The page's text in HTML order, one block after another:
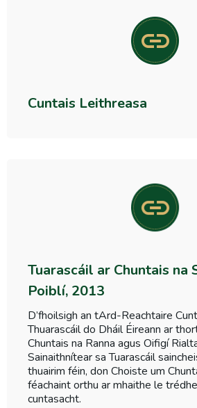
Cuntais Leithreasa
Tuarascáil ar Chuntais na
Poiblí, 2013
D’fhoilsigh an tArd-Reachtaire
Thuarascáil do Dháil Éireann ar
Chuntais na Ranna agus Oifigí
Sainaithnítear sa Tuarascáil
thuairim féin, don Choiste um
féachaint orthu ar mhaithe le
cuntasacht.